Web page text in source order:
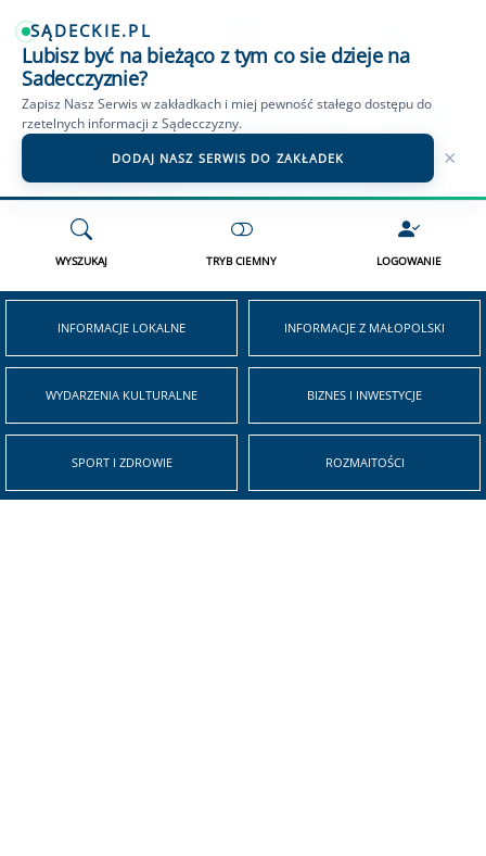
SĄDECKIE.PL
Lubisz być na bieżąco z tym co sie dzieje na
Sadecczyznie?
Zapisz Nasz Serwis w zakładkach i miej pewność stałego dostępu do
rzetelnych informacji z Sądecczyzny.
DODAJ NASZ SERWIS DO ZAKŁADEK ×
OGŁOSZENIA NOWY SĄCZ SĄDECKIE TV WIADOMOŚCI PODHALE
WYSZUKAJ TRYB CIEMNY LOGOWANIE
INFORMACJE LOKALNE INFORMACJE Z MAŁOPOLSKI
WYDARZENIA KULTURALNE BIZNES I INWESTYCJE
SPORT I ZDROWIE ROZMAITOŚCI